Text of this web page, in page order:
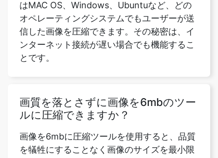
ンターネット接続が遅い場合でも機能するこ
とです。
画質を落とさずに画像を6mbのツー
画像を6mbに圧縮ツールを使用すると、品質
を犠牲にすることなく画像のサイズを最小限
に抑えることができます。特に指定のない限
り、拡大された画像の縦横比は元の画像の縦
横比と同じになります。